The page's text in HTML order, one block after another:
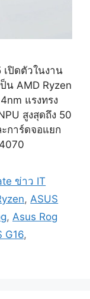
เปิดตัวในงาน
น AMD Ryzen
แรงทรง
สูงสุดถึง 50
การ์ดจอแยก
ข่าว IT
, ASUS
, Asus Rog
G16,